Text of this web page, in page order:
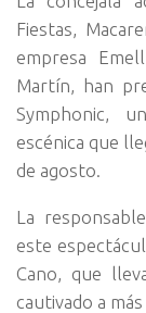
Fiestas,
empresa
Martín, han
Symphonic,
escénica que
de agosto.
La
este
Cano, que
cautivado a